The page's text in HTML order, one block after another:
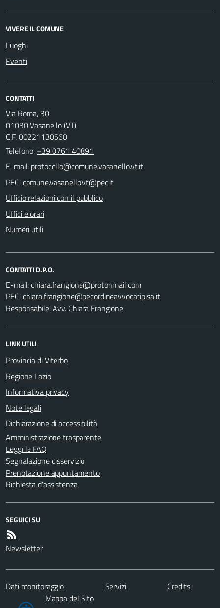
VIVERE IL COMUNE
Luoghi
Eventi
CONTATTI
Via Roma, 30
01030 Vasanello (VT)
C.F. 00221130560
Telefono: +39 0761 40891
E-mail:
PEC:
Ufficio relazioni con il pubblico
Uffici e orari
Numeri utili
CONTATTI D.P.O.
E-mail:
PEC:
Responsabile: Avv. Chiara Frangione
LINK UTILI
Provincia di Viterbo
Regione Lazio
Informativa privacy
Note legali
Dichiarazione di accessibilità
Amministrazione trasparente
Leggi le FAQ
Segnalazione disservizio
Prenotazione appuntamento
Richiesta d'assistenza
SEGUICI SU
Newsletter
Dati monitoraggio Servizi
Credits
Mappa del Sito